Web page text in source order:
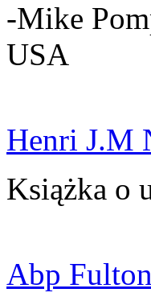
-Mike
USA
Henri J.M
Książka o
Abp